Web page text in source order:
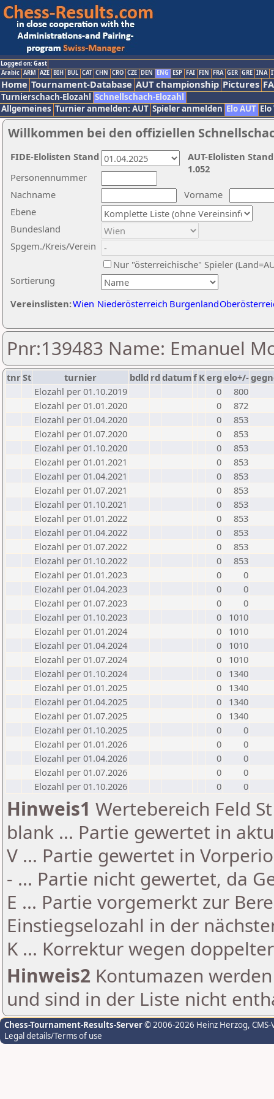
Logged on: Gast
Arabic ARM AZE BIH BUL CAT CHN CRO CZE DEN ENG ESP FAI FIN FRA GER GRE INA
Home Tournament-Database AUT championship Pictures
Turnierschach-Elozahl Schnellschach-Elozahl
Allgemeines Turnier anmelden: AUT Spieler anmelden Elo AUT
Willkommen bei den offiziellen
Nachname
Vorname
Ebene
Sortierung
Personennummer
Bundesland
Spgem./Kreis/Verein
Nur "österreichische" Spieler
Vereinslisten:Wien Niederösterreich Burgenland
AUT-Elolisten
1.052
FIDE-Elolisten Stand
Pnr:139483 Name: Emanuel
tnrSt turnier bdld rd datumf Kerg elo+/-
Elozahl per 01.10.2019
0
800
Elozahl per 01.01.2020
0
872
Elozahl per 01.04.2020
0
853
Elozahl per 01.07.2020
0
853
Elozahl per 01.10.2020
0
853
Elozahl per 01.01.2021
0
853
Elozahl per 01.04.2021
0
853
Elozahl per 01.07.2021
0
853
Elozahl per 01.10.2021
0
853
Elozahl per 01.01.2022
0
853
Elozahl per 01.04.2022
0
853
Elozahl per 01.07.2022
0
853
Elozahl per 01.10.2022
0
853
Elozahl per 01.01.2023
0
0
Elozahl per 01.04.2023
0
0
Elozahl per 01.07.2023
0
0
Elozahl per 01.10.2023
0
1010
Elozahl per 01.01.2024
0
1010
Elozahl per 01.04.2024
0
1010
Elozahl per 01.07.2024
0
1010
Elozahl per 01.10.2024
0
1340
Elozahl per 01.01.2025
0
1340
Elozahl per 01.04.2025
0
1340
Elozahl per 01.07.2025
0
1340
Elozahl per 01.10.2025
0
0
Elozahl per 01.01.2026
0
0
Elozahl per 01.04.2026
0
0
Elozahl per 01.07.2026
0
0
Elozahl per 01.10.2026
0 0
Hinweis1 Wertebereich Feld
blank ... Partie gewertet in
V ... Partie gewertet in
- ... Partie nicht gewertet, da
E ... Partie vorgemerkt zur
Einstiegselozahl in der
K ... Korrektur wegen
Hinweis2 Kontumazen
und sind in der Liste nicht
Chess-Tournament-Results-Server© 2006-2026 Heinz Herzog,
Legal details/Terms of use